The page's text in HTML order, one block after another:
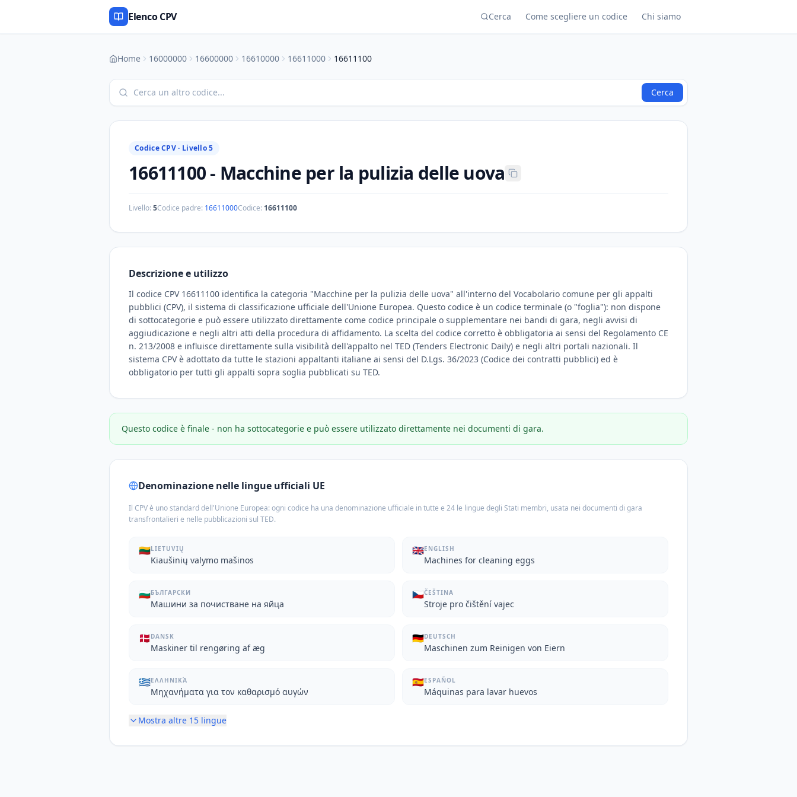
Elenco CPV Cerca Come scegliere un codice Chi siamo
Home 16000000 16600000 16610000 16611000 16611100
Cerca
Codice CPV · Livello 5
16611100- Macchine per la pulizia delle uova
Livello:5Codice padre: 16611000Codice: 16611100
Descrizione e utilizzo
Il codice CPV 16611100 identifica la categoria "Macchine per la pulizia delle uova" all'interno del Vocabolario comune per gli appalti
pubblici (CPV), il sistema di classificazione ufficiale dell'Unione Europea. Questo codice è un codice terminale (o "foglia"): non dispone
di sottocategorie e può essere utilizzato direttamente come codice principale o supplementare nei bandi di gara, negli avvisi di
aggiudicazione e negli altri atti della procedura di affidamento. La scelta del codice corretto è obbligatoria ai sensi del Regolamento CE
n. 213/2008 e influisce direttamente sulla visibilità dell'appalto nel TED (Tenders Electronic Daily) e negli altri portali nazionali. Il
sistema CPV è adottato da tutte le stazioni appaltanti italiane ai sensi del D.Lgs. 36/2023 (Codice dei contratti pubblici) ed è
obbligatorio per tutti gli appalti sopra soglia pubblicati su TED.
Questo codice è finale - non ha sottocategorie e può essere utilizzato direttamente nei documenti di gara.
Denominazione nelle lingue ufficiali UE
Il CPV è uno standard dell'Unione Europea: ogni codice ha una denominazione ufficiale in tutte e 24 le lingue degli Stati membri, usata nei documenti di gara
transfrontalieri e nelle pubblicazioni sul TED.
🇱🇹LIETUVIŲ
Kiaušinių valymo mašinos
🇬🇧ENGLISH
Machines for cleaning eggs
🇧🇬БЪЛГАРСКИ
Машини за почистване на яйца
🇨🇿ČEŠTINA
Stroje pro čištění vajec
🇩🇰 DANSK
Maskiner til rengøring af æg
🇩🇪DEUTSCH
Maschinen zum Reinigen von Eiern
🇬🇷ΕΛΛΗΝΙΚΆ
Μηχανήματα για τον καθαρισμό αυγών
🇪🇸ESPAÑOL
Máquinas para lavar huevos
Mostra altre 15 lingue